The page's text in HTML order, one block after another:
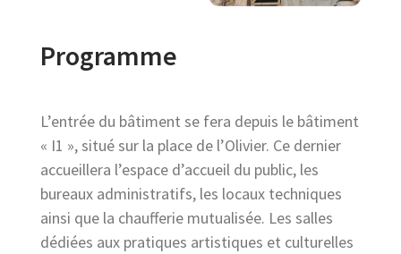
Programme
L’entrée du bâtiment se fera depuis le bâtiment
« I1 », situé sur la place de l’Olivier. Ce dernier
accueillera l’espace d’accueil du public, les
bureaux administratifs, les locaux techniques
ainsi que la chaufferie mutualisée. Les salles
dédiées aux pratiques artistiques et culturelles